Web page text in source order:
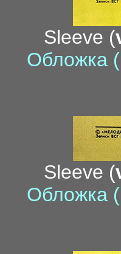
Sleeve (
Обложка (
Sleeve (
Обложка (